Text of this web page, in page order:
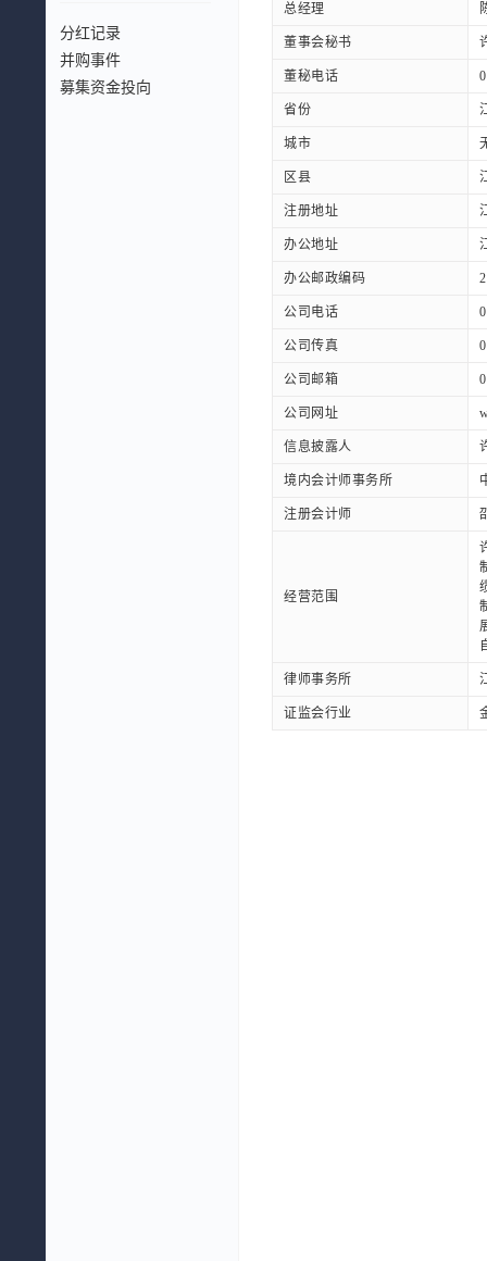
分红记录
并购事件
募集资金投向
总经理
董事会秘书
董秘电话
省份
城市
区县
注册地址
办公地址
办公邮政编码
公司电话
公司传真
公司邮箱
公司网址
信息披露人
境内会计师事务所
注册会计师
经营范围
律师事务所
证监会行业